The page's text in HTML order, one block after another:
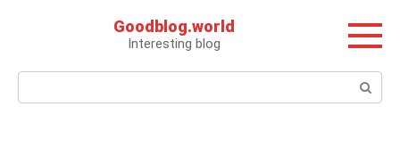
Goodblog.world
Interesting blog
Поиск: